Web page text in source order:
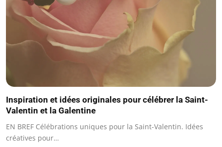
Inspiration et idées originales pour célébrer la Saint-
Valentin et la Galentine
EN BREF Célébrations uniques pour la Saint-Valentin. Idées
créatives pour…